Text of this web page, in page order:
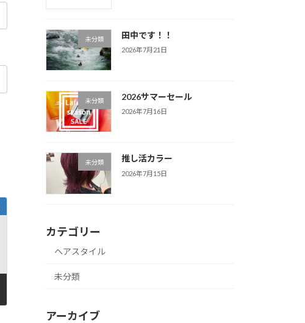
未分類 田中です！！
2026年7月21日
未分類 2026サマーセール
2026年7月16日
未分類 推し活カラー
2026年7月15日
カテゴリー
ヘアスタイル
未分類
アーカイブ